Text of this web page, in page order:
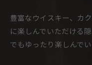
豊富なウイスキー、カ
に楽しんでいただける
でもゆったり楽しんでい